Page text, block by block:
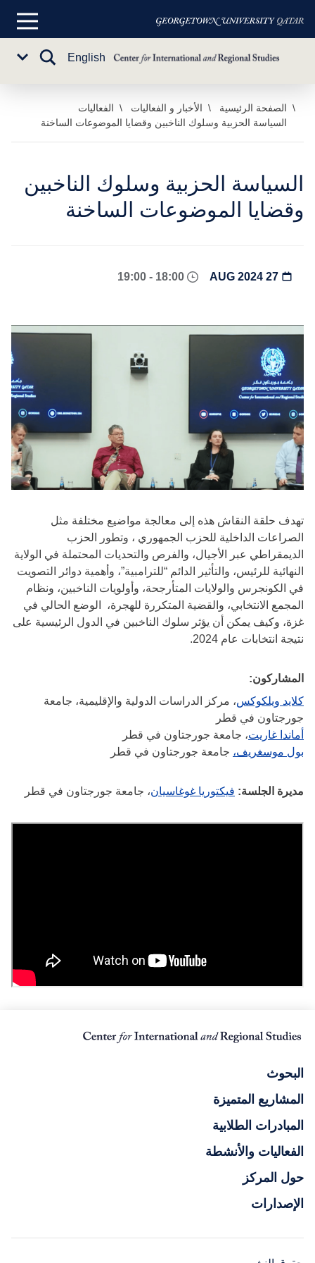
تخطي
المحتوى
القائمة
English
تبديل
الصفحة الرئيسية الأخبار و الفعاليات
الفعاليات
السياسة الحزبية وسلوك الناخبين وقضايا الموضوعات الساخنة
السياسة الحزبية وسلوك الناخبين
وقضايا الموضوعات الساخنة
تهدف حلقة النقاش هذه إلى معالجة مواضيع مختلفة مثل
الصراعات الداخلية للحزب الجمهوري ، وتطور الحزب
الديمقراطي عبر الأجيال، والفرص والتحديات المحتملة في الولاية
النهائية للرئيس، والتأثير الدائم “للترامبية”، وأهمية دوائر التصويت
في الكونجرس والولايات المتأرجحة، وأولويات الناخبين، ونظام
المجمع الانتخابي، والقضية المتكررة للهجرة، الوضع الحالي في
غزة، وكيف يمكن أن يؤثر سلوك الناخبين في الدول الرئيسية على
نتيجة انتخابات عام 2024.
المشاركون:
كلايد ويلكوكس، مركز الدراسات الدولية والإقليمية، جامعة
جورجتاون في قطر
أماندا غاريت، جامعة جورجتاون في قطر
بول موسغريف، جامعة جورجتاون في قطر
مديرة الجلسة: فيكتوريا غوغاسيان، جامعة جورجتاون في قطر
البحوث
المشاريع المتميزة
المبادرات الطلابية
الفعاليات والأنشطة
حول المركز
الإصدارات